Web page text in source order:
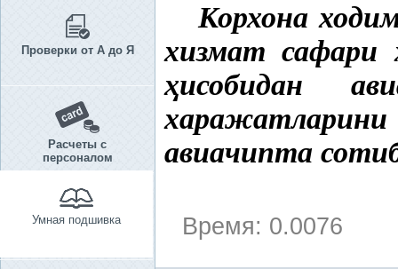
Проверки от А до Я
Расчеты с
персоналом
Умная подшивка
Корхона
хизмат сафари
ҳисобидан
авиачипта
Время: 0.0076